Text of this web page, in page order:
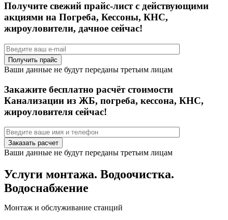
Получите свежий прайс-лист с действующими
акциями на Погреба, Кессоны, КНС,
жироуловители, дачное сейчас!
Ваши данные не будут переданы третьим лицам
Закажите бесплатно расчёт стоимости
Канализации из ЖБ, погреба, кессона, КНС,
жироуловителя сейчас!
Ваши данные не будут переданы третьим лицам
Услуги монтажа. Водоочистка.
Водоснабжение
Монтаж и обслуживание станций